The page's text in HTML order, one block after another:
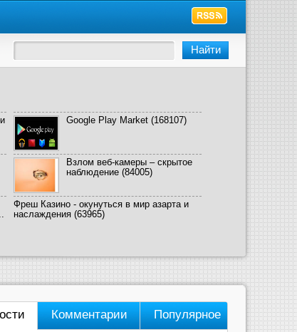
Google Play Market (168107)
Взлом веб-камеры – скрытое
наблюдение (84005)
Фреш Казино - окунуться в мир азарта и
наслаждения (63965)
Комментарии Популярное